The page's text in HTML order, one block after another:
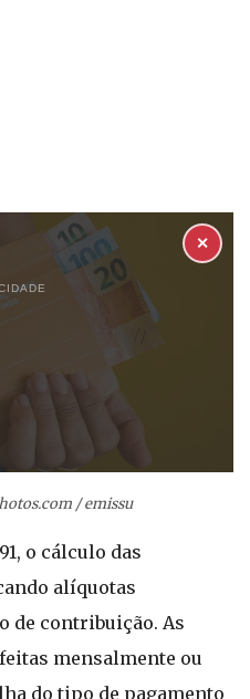
✕
/ emissu
o cálculo das
alíquotas
de contribuição. As
mensalmente ou
do tipo de pagamento